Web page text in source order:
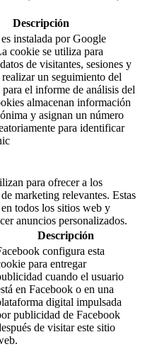
Descripción
instalada por Google
cookie se utiliza para
de visitantes, sesiones y
un seguimiento del
el informe de análisis del
almacenan información
y asignan un número
para identificar
para ofrecer a los
marketing relevantes. Estas
todos los sitios web y
anuncios personalizados.
Descripción
configura esta
para entregar
cuando el usuario
en Facebook o en una
digital impulsada
publicidad de Facebook
de visitar este sitio